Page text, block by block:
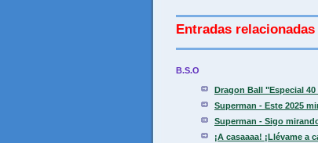
Entradas
B.S.O
Dragon Ball "Especial
Superman - Este 2025
Superman - Sigo
¡A casaaaa! ¡Llévame a